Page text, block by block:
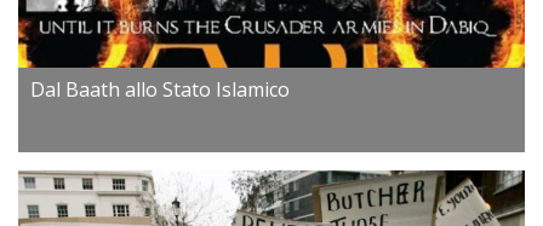
Dal Baath allo Stato Islamico